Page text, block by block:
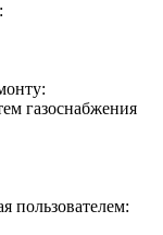
газоснабжения
пользователем: